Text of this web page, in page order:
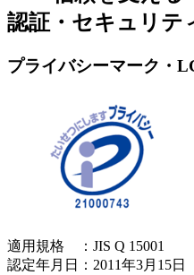
認証・セキュリテ
プライバシーマーク・
適用規格 ：JIS Q 15001
認定年月日：2011年3月15日